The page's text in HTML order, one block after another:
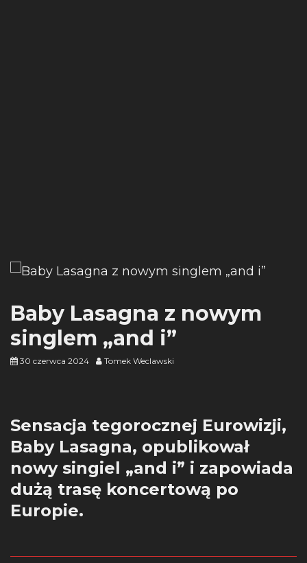
Baby Lasagna z nowym
singlem „and i”
30 czerwca 2024 Tomek Weclawski
Sensacja tegorocznej Eurowizji,
Baby Lasagna, opublikował
nowy singiel „and i” i zapowiada
dużą trasę koncertową po
Europie.